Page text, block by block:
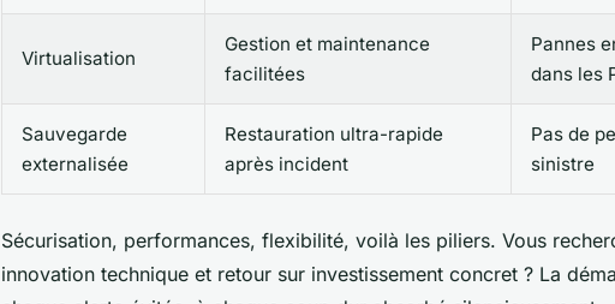
Virtualisation
Gestion et maintenance
facilitées
Pannes
dans les
Sauvegarde
externalisée
Restauration ultra-rapide
après incident
Pas de
sinistre
Sécurisation, performances, flexibilité, voilà les piliers. Vous
innovation technique et retour sur investissement concret ? La